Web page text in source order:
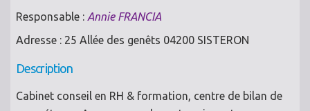
Responsable : Annie FRANCIA
Adresse : 25 Allée des genêts 04200 SISTERON
Description
Cabinet conseil en RH & formation, centre de bilan de